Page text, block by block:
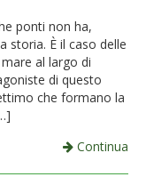
ponti non ha,
storia. È il caso delle
al largo di
di questo
che formano la
Continua